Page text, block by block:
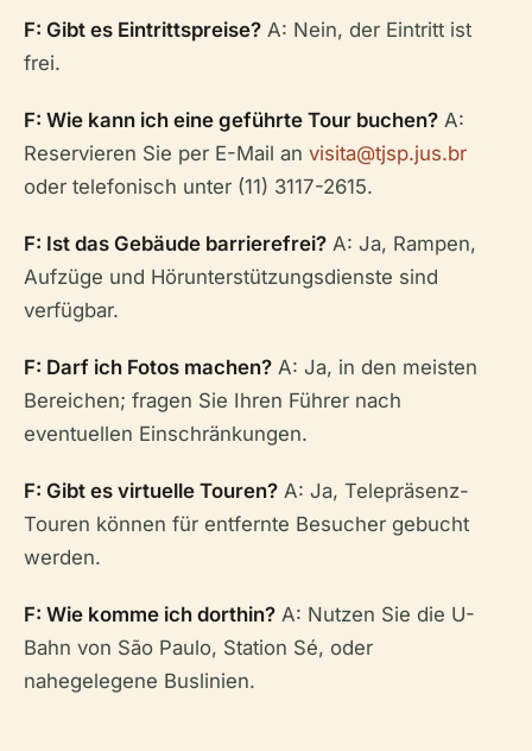
F: Gibt es Eintrittspreise? A: Nein, der Eintritt ist
frei.
F: Wie kann ich eine geführte Tour buchen? A:
Reservieren Sie per E-Mail an visita@tjsp.jus.br
oder telefonisch unter (11) 3117-2615.
F: Ist das Gebäude barrierefrei? A: Ja, Rampen,
Aufzüge und Hörunterstützungsdienste sind
verfügbar.
F: Darf ich Fotos machen? A: Ja, in den meisten
Bereichen; fragen Sie Ihren Führer nach
eventuellen Einschränkungen.
F: Gibt es virtuelle Touren? A: Ja, Telepräsenz-
Touren können für entfernte Besucher gebucht
werden.
F: Wie komme ich dorthin? A: Nutzen Sie die U-
Bahn von São Paulo, Station Sé, oder
nahegelegene Buslinien.